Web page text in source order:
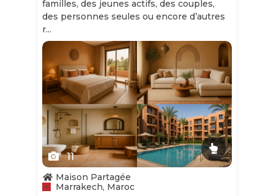
familles, des jeunes actifs, des couples,
des personnes seules ou encore d’autres
r...
Slide 1 of 11
11
Maison Partagée
Marrakech, Maroc